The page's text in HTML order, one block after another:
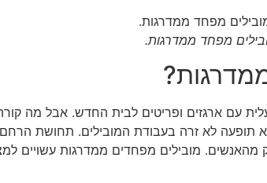
מפחד ממדרגות.
עם ארגזים ופריטים לבית החדש. אבל מה
תופעה לא זרה בעבודת המובילים. תחושת
מובילים מפחדים ממדרגות עשויים